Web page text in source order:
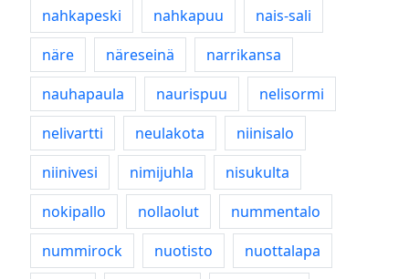
nahkapeski
nahkapuu
nais-sali
näre
näreseinä
narrikansa
nauhapaula
naurispuu
nelisormi
nelivartti
neulakota
niinisalo
niinivesi
nimijuhla
nisukulta
nokipallo
nollaolut
nummentalo
nummirock
nuotisto
nuottalapa